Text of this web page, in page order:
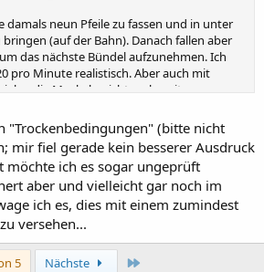
damals neun Pfeile zu fassen und in unter
bringen (auf der Bahn). Danach fallen aber
das nächste Bündel aufzunehmen. Ich
pro Minute realistisch. Aber auch mit
die Muskeln nicht mehr mit ...
"Trockenbedingungen" (bitte nicht
mir fiel gerade kein besserer Ausdruck
möchte ich es sogar ungeprüft
aber und vielleicht gar noch im
ich es, dies mit einem zumindest
versehen...
5 Nächste